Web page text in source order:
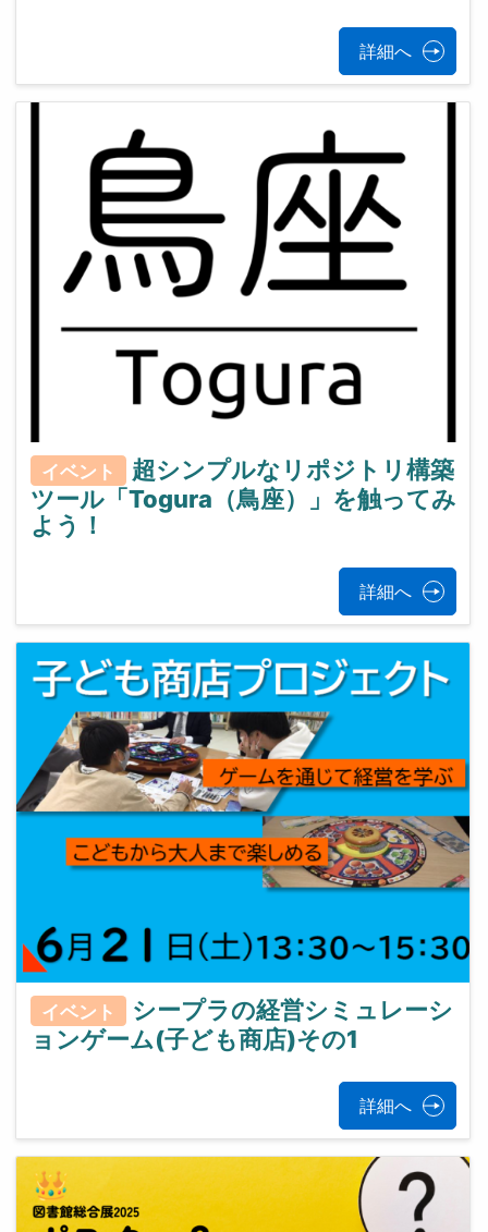
詳細へ
イベント
超シンプルなリポジトリ構築
ツール「Togura（鳥座）」を触ってみ
よう！
詳細へ
イベント
シープラの経営シミュレーシ
ョンゲーム(子ども商店)その1
詳細へ